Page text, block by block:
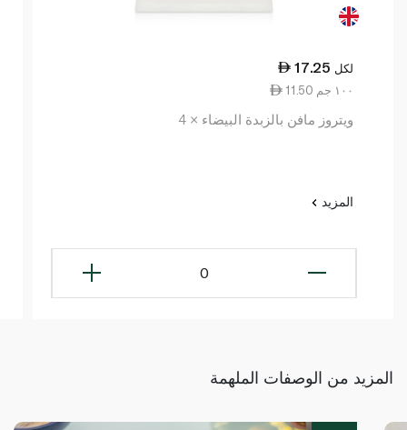
17.25 لكل
11.50 ١٠٠ جم
ويتروز مافن بالزبدة البيضاء × 4
المزيد
0
المزيد من الوصفات الملهمة